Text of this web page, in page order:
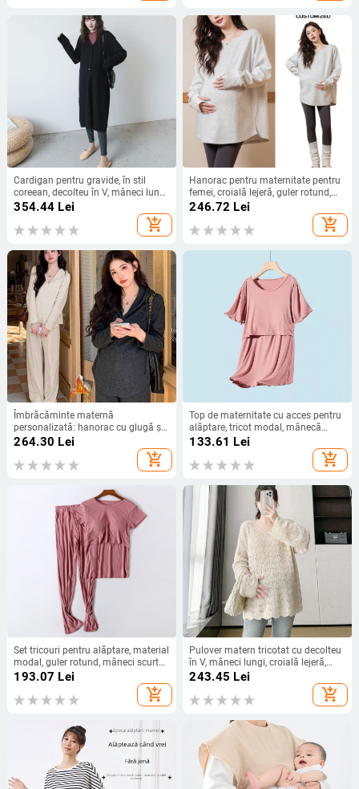
Cardigan pentru gravide, în stil
coreean, decolteu în V, mâneci lungi,
lungime medie
354.44 Lei
add_shopping_cart
Hanorac pentru maternitate pentru
femei, croială lejeră, guler rotund,
mâneci lungi, lungime medie,
246.72 Lei
add_shopping_cart
Îmbrăcăminte maternă
personalizată: hanorac cu glugă și
fermoar parțial, căptușit cu fleece,
croială lejeră, acoperă burtica și
subțiază silueta pentru toamnă-
264.30 Lei
add_shopping_cart
Top de maternitate cu acces pentru
alăptare, tricot modal, mânecă
scurtă, gât rotund
133.61 Lei
add_shopping_cart
Set tricouri pentru alăptare, material
modal, guler rotund, mâneci scurte,
95% modal, stil lejer
japonez/koreean, primăvara 2023,
Landian
193.07 Lei
add_shopping_cart
Pulover matern tricotat cu decolteu
în V, mâneci lungi, croială lejeră,
lungime medie 65–80 cm, poliester.
243.45 Lei
add_shopping_cart